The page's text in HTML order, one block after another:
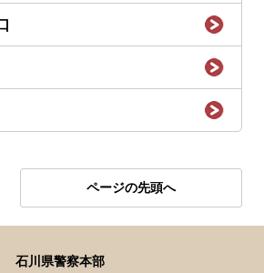
ページの先頭へ
石川県警察本部